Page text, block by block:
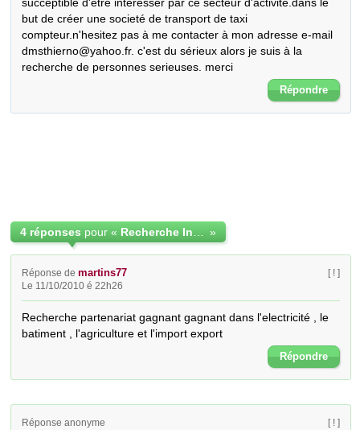
but de créer une societé de transport de taxi
compteur.n'hesitez pas à me contacter à mon adresse e-mail
dmsthierno@yahoo.fr. c'est du sérieux alors je suis à la
recherche de personnes serieuses. merci
Répondre
4 réponses pour « »
Réponse demartins77
Le 11/10/2010 é 22h26
[ ! ]
Recherche partenariat gagnant gagnant dans l'electricité , le
batiment , l'agriculture et l'import export
Répondre
Réponse anonyme
[ ! ]